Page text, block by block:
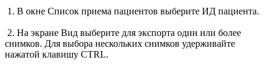
1. В окне Список приема пациентов выберите ИД пациента.
2. На экране Вид выберите для экспорта один или более
снимков. Для выбора нескольких снимков удерживайте
нажатой клавишу CTRL.